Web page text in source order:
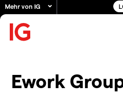
Mehr von IG
Ework